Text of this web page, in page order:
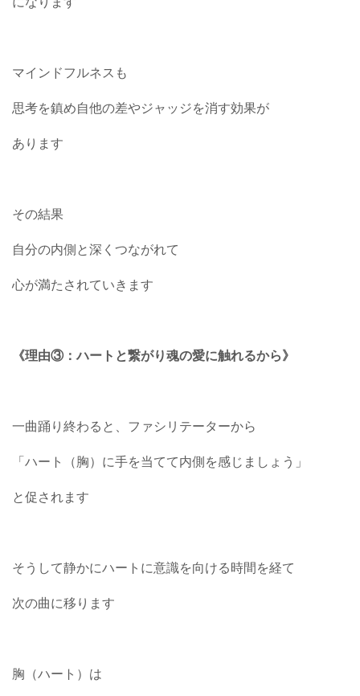
マインドフルネスも
思考を鎮め自他の差やジャッジを消す効果が
あります
その結果
自分の内側と深くつながれて
心が満たされていきます
《理由③：ハートと繋がり魂の愛に触れるから》
一曲踊り終わると、ファシリテーターから
「ハート（胸）に手を当てて内側を感じましょう」
と促されます
そうして静かにハートに意識を向ける時間を経て
次の曲に移ります
胸（ハート）は